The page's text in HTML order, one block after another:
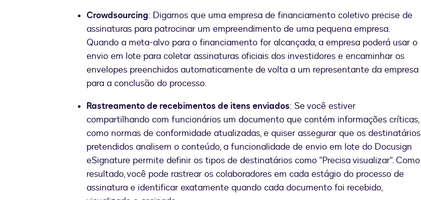
Crowdsourcing: Digamos que uma empresa de financiamento coletivo precise de
assinaturas para patrocinar um empreendimento de uma pequena empresa.
Quando a meta-alvo para o financiamento for alcançada, a empresa poderá usar o
envio em lote para coletar assinaturas oficiais dos investidores e encaminhar os
envelopes preenchidos automaticamente de volta a um representante da empresa
para a conclusão do processo.
Rastreamento de recebimentos de itens enviados: Se você estiver
compartilhando com funcionários um documento que contém informações críticas,
como normas de conformidade atualizadas, e quiser assegurar que os destinatários
pretendidos analisem o conteúdo, a funcionalidade de envio em lote do Docusign
eSignature permite definir os tipos de destinatários como "Precisa visualizar". Como
resultado, você pode rastrear os colaboradores em cada estágio do processo de
assinatura e identificar exatamente quando cada documento foi recebido,